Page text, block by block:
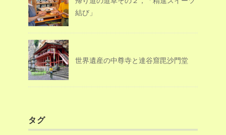
結び」
世界遺産の中尊寺と達谷窟毘沙門堂
タグ